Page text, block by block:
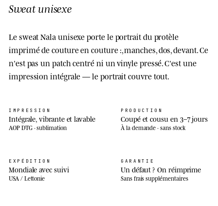
Sweat unisexe
Le sweat Nala unisexe porte le portrait du protèle
imprimé de couture en couture :, manches, dos, devant. Ce
n'est pas un patch centré ni un vinyle pressé. C'est une
impression intégrale — le portrait couvre tout.
IMPRESSION
Intégrale, vibrante et lavable
AOP DTG · sublimation
PRODUCTION
Coupé et cousu en 3–7 jours
À la demande · sans stock
EXPÉDITION
Mondiale avec suivi
USA / Lettonie
GARANTIE
Un défaut ? On réimprime
Sans frais supplémentaires